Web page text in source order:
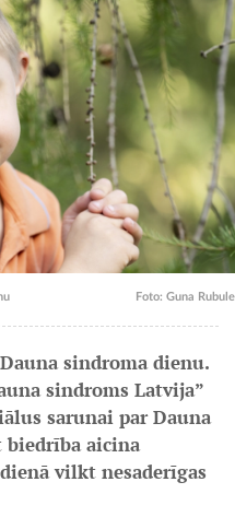
Foto: Guna Rubule
sindroma dienu.
sindroms Latvija”
sarunai par Dauna
biedrība aicina
vilkt nesaderīgas